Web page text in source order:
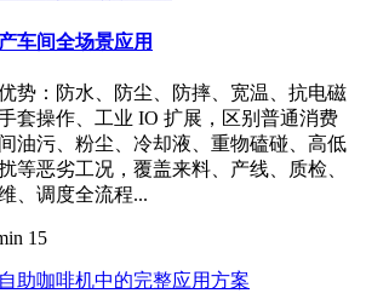
车间全场景应用
势：防水、防尘、防摔、宽温、抗电磁
套操作、工业 IO 扩展，区别普通消费
油污、粉尘、冷却液、重物磕碰、高低
等恶劣工况，覆盖来料、产线、质检、
、调度全流程...
15